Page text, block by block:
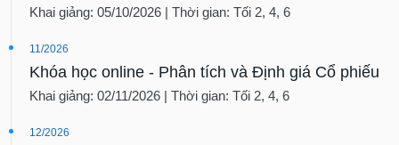
Khai giảng: 05/10/2026 | Thời gian: Tối 2, 4, 6
11/2026
Khóa học online - Phân tích và Định giá Cổ phiếu
Khai giảng: 02/11/2026 | Thời gian: Tối 2, 4, 6
12/2026
DỊCH
TRUYỀN
THÔNG